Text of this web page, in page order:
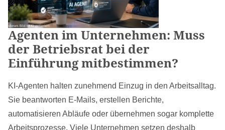
Agenten im Unternehmen: Muss
der Betriebsrat bei der
Einführung mitbestimmen?
KI-Agenten halten zunehmend Einzug in den Arbeitsalltag.
Sie beantworten E-Mails, erstellen Berichte,
automatisieren Abläufe oder übernehmen sogar komplette
Arbeitsprozesse. Viele Unternehmen setzen deshalb